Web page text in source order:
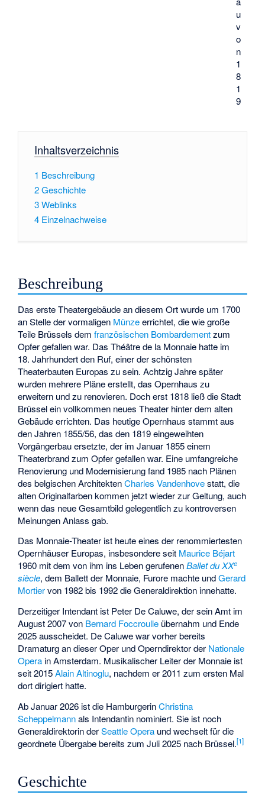
u
v
o
n
1
8
1
9
Inhaltsverzeichnis
1 Beschreibung
2Geschichte
3Weblinks
4 Einzelnachweise
Beschreibung
Das erste Theatergebäude an diesem Ort wurde um 1700
an Stelle der vormaligen Münzeerrichtet, die wie große
Teile Brüssels demfranzösischen Bombardementzum
Opfer gefallen war. Das Théâtre de la Monnaie hatte im
18. Jahrhundert den Ruf, einer der schönsten
Theaterbauten Europas zu sein. Achtzig Jahre später
wurden mehrere Pläne erstellt, das Opernhaus zu
erweitern und zu renovieren. Doch erst 1818 ließ die Stadt
Brüssel ein vollkommen neues Theater hinter dem alten
Gebäude errichten. Das heutige Opernhaus stammt aus
den Jahren 1855/56, das den 1819 eingeweihten
Vorgängerbau ersetzte, der im Januar 1855 einem
Theaterbrand zum Opfer gefallen war. Eine umfangreiche
Renovierung und Modernisierung fand 1985 nach Plänen
des belgischen ArchitektenCharles Vandenhovestatt, die
alten Originalfarben kommen jetzt wieder zur Geltung, auch
wenn das neue Gesamtbild gelegentlich zu kontroversen
Meinungen Anlass gab.
Das Monnaie-Theater ist heute eines der renommiertesten
Opernhäuser Europas, insbesondere seit Maurice Béjart
1960 mit dem von ihm ins Leben gerufenenBallet du XXe
siècle, dem Ballett der Monnaie, Furore machte undGerard
Mortiervon 1982 bis 1992 die Generaldirektion innehatte.
Derzeitiger Intendant ist Peter De Caluwe, der sein Amt im
August 2007 von Bernard Foccroulle übernahm und Ende
2025 ausscheidet. De Caluwe war vorher bereits
Dramaturg an dieser Oper und Operndirektor der Nationale
Opera in Amsterdam. Musikalischer Leiter der Monnaie ist
seit 2015Alain Altinoglu, nachdem er 2011 zum ersten Mal
dort dirigiert hatte.
Ab Januar 2026 ist die HamburgerinChristina
Scheppelmannals Intendantin nominiert. Sie ist noch
Generaldirektorin derSeattle Opera und wechselt für die
geordnete Übergabe bereits zum Juli 2025 nach Brüssel.[1]
Geschichte